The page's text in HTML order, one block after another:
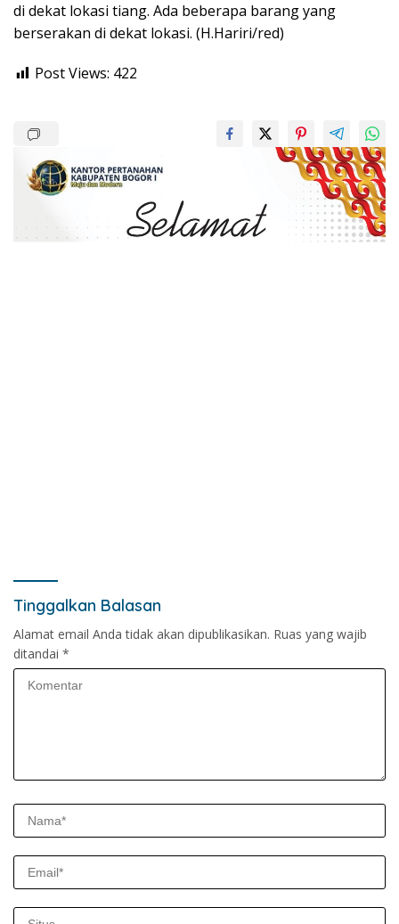
di dekat lokasi tiang. Ada beberapa barang yang
berserakan di dekat lokasi. (H.Hariri/red)
Post Views: 422
Tinggalkan Balasan
Alamat email Anda tidak akan dipublikasikan. Ruas yang wajib
ditandai *